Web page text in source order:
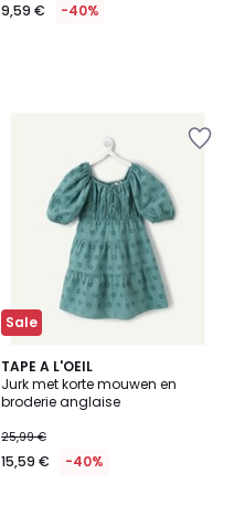
9,59 € -40%
Sale
TAPE A L'OEIL
Jurk met korte mouwen en
broderie anglaise
25,99 €
15,59 € -40%